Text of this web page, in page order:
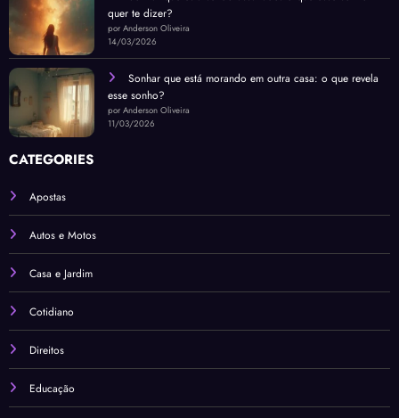
quer te dizer?
por Anderson Oliveira
14/03/2026
Sonhar que está morando em outra casa: o que revela
esse sonho?
por Anderson Oliveira
11/03/2026
CATEGORIES
Apostas
Autos e Motos
Casa e Jardim
Cotidiano
Direitos
Educação